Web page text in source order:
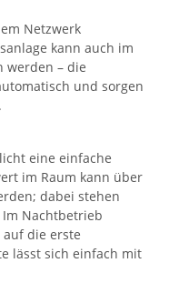
Netzwerk
kann auch im
werden – die
und sorgen
eine einfache
im Raum kann über
dabei stehen
Nachtbetrieb
die erste
lässt sich einfach mit